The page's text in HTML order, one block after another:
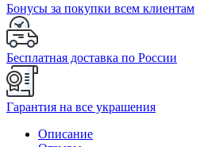
Бонусы за покупки всем клиентам
Бесплатная доставка по России
Гарантия на все украшения
Описание